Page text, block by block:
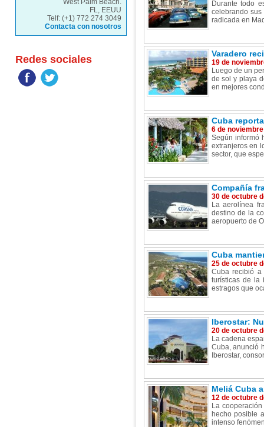
Durante todo
celebrando
radicada en
Varadero
19 de
Luego de un
de sol y playa
en mejores
Cuba
6 de
Según informó
extranjeros en
sector, que
Compañía
30 de octubre
La aerolínea
destino de la
aeropuerto de
Cuba
25 de octubre
Cuba recibió
turísticas de la
estragos que
Iberostar:
20 de octubre
La cadena
Cuba, anunció
Iberostar,
Meliá Cuba
12 de octubre
La
hecho posible
intenso
West Palm Beach.
FL, EEUU
Telf: (+1) 772 274 3049
Contacta con nosotros
Redes sociales